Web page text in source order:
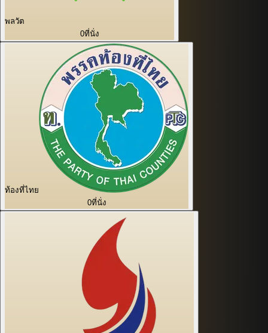
พลวัต
0ที่นั่ง
ท้องที่ไทย
0ที่นั่ง